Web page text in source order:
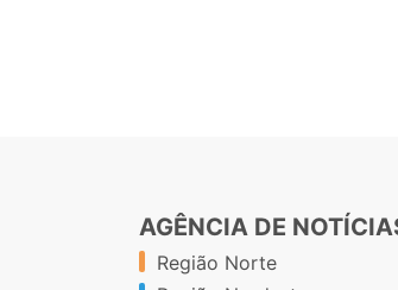
AGÊNCIA DE
Região Norte